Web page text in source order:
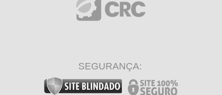
SEGURANÇA: